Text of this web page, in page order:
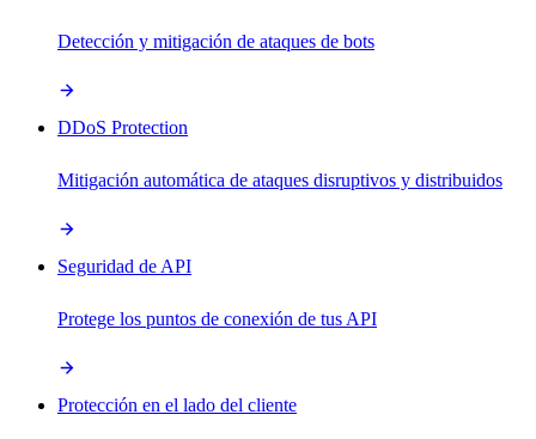
Detección y mitigación de ataques de bots
DDoS Protection
Mitigación automática de ataques disruptivos y distribuidos
Seguridad de API
Protege los puntos de conexión de tus API
Protección en el lado del cliente